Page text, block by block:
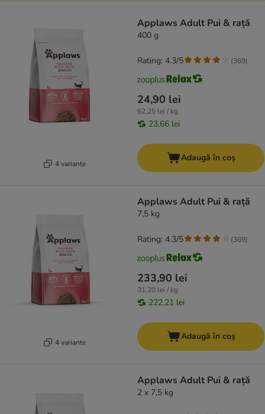
4 variante
Applaws Adult Pui & rață
400 g
24,90 lei
62,25 lei / kg
23,66 lei
Rating: 4.3/5 (369)
Adaugă în coș
4 variante
Applaws Adult Pui & rață
7,5 kg
233,90 lei
31,20 lei / kg
222,21 lei
Rating: 4.3/5 (369)
Adaugă în coș
Applaws Adult Pui & rață
2 x 7,5 kg